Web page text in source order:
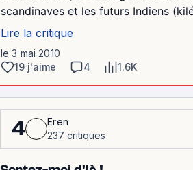
scandinaves et les futurs Indiens
Lire la critique
le 3 mai 2010
19 j'aime
4 1.6K
4
Eren
237 critiques